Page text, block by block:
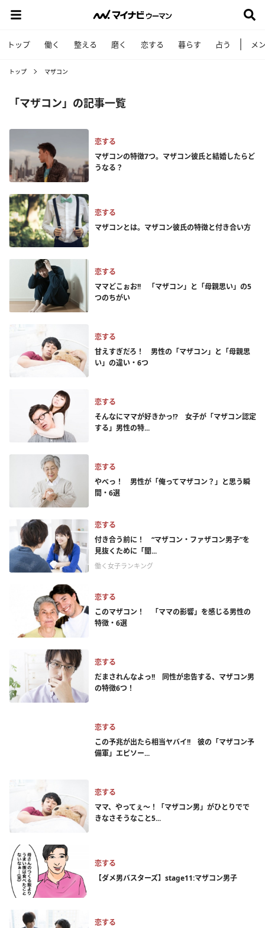
トップ 働く 整える 磨く 恋する 暮らす 占う メ
トップ マザコン
「マザコン」の記事一覧
恋する
マザコンの特徴7つ。マザコン彼氏と結婚したらど
うなる？
恋する
マザコンとは。マザコン彼氏の特徴と付き合い方
恋する
ママどこぉお!! 「マザコン」と「母親思い」の5
つのちがい
恋する
甘えすぎだろ！ 男性の「マザコン」と「母親思
い」の違い・6つ
恋する
そんなにママが好きかっ!? 女子が「マザコン認定
する」男性の特...
恋する
やべっ！ 男性が「俺ってマザコン？」と思う瞬
間・6選
恋する
付き合う前に！ “マザコン・ファザコン男子”を
見抜くために「聞...
働く女子ランキング
恋する
このマザコン！ 「ママの影響」を感じる男性の
特徴・6選
恋する
だまされんなよっ!! 同性が忠告する、マザコン男
の特徴6つ！
恋する
この予兆が出たら相当ヤバイ!! 彼の「マザコン予
備軍」エピソー...
恋する
ママ、やってぇ～！「マザコン男」がひとりでで
きなさそうなこと5...
恋する
【ダメ男バスターズ】stage11:マザコン男子
恋する